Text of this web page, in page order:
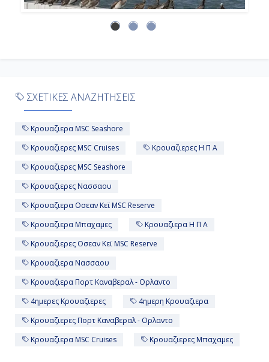
ΣΧΕΤΙΚΕΣ ΑΝΑΖΗΤΗΣΕΙΣ
Κρουαζιερα MSC Seashore
Κρουαζιερες MSC Cruises
Κρουαζιερες Η Π Α
Κρουαζιερες MSC Seashore
Κρουαζιερες Νασσαου
Κρουαζιερα Οσεαν Κεϊ MSC Reserve
Κρουαζιερα Μπαχαμες
Κρουαζιερα Η Π Α
Κρουαζιερες Οσεαν Κεϊ MSC Reserve
Κρουαζιερα Νασσαου
Κρουαζιερα Πορτ Καναβεραλ - Ορλαντο
4ημερες Κρουαζιερες
4ημερη Κρουαζιερα
Κρουαζιερες Πορτ Καναβεραλ - Ορλαντο
Κρουαζιερα MSC Cruises
Κρουαζιερες Μπαχαμες